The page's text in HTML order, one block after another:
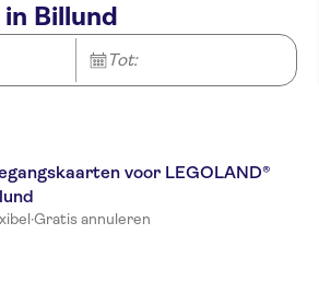
locals
evenementen
Billund
Tot:
voor LEGOLAND®
·Gratis annuleren